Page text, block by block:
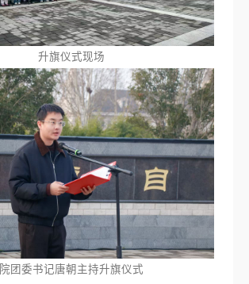
升旗仪式现场
院团委书记唐朝主持升旗仪式